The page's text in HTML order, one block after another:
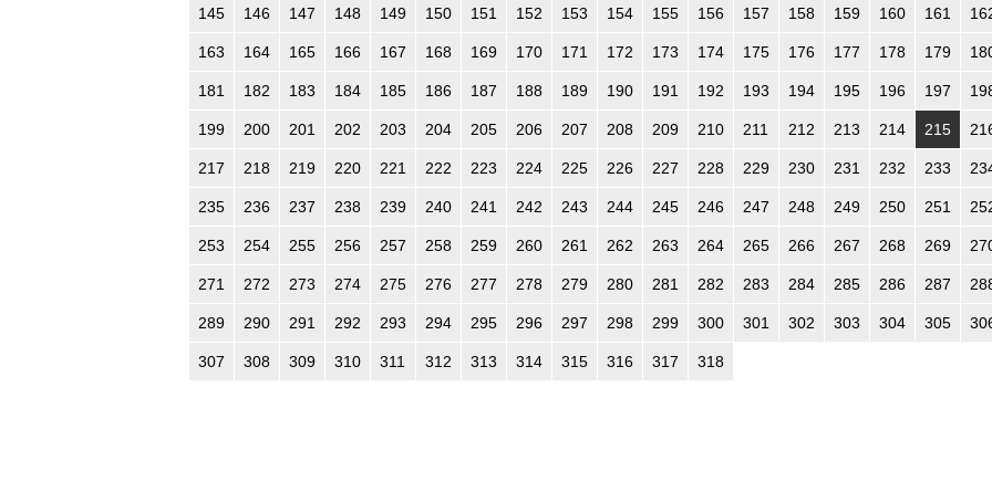
145 146 147 148 149 150 151 152 153 154 155 156 157 158 159 160 161
163 164 165 166 167 168 169 170 171 172 173 174 175 176 177 178 179
181 182 183 184 185 186 187 188 189 190 191 192 193 194 195 196 197
199 200 201 202 203 204 205 206 207 208 209 210 211 212 213 214 215
217 218 219 220 221 222 223 224 225 226 227 228 229 230 231 232 233
235 236 237 238 239 240 241 242 243 244 245 246 247 248 249 250 251
253 254 255 256 257 258 259 260 261 262 263 264 265 266 267 268 269
271 272 273 274 275 276 277 278 279 280 281 282 283 284 285 286 287
289 290 291 292 293 294 295 296 297 298 299 300 301 302 303 304 305
307 308 309 310 311 312 313 314 315 316 317 318